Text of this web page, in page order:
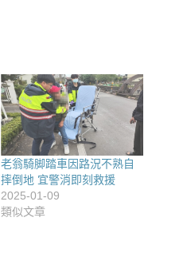
老翁騎脚踏車因路況不熟自
摔倒地 宜警消即刻救援
2025-01-09
類似文章